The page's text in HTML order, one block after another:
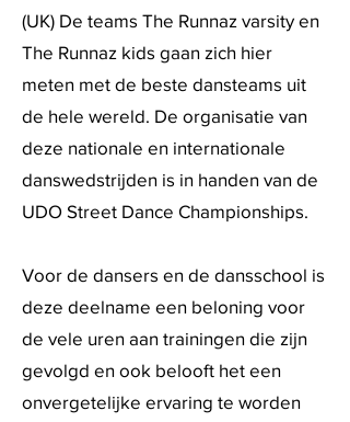
(UK) De teams The Runnaz varsity en
The Runnaz kids gaan zich hier
meten met de beste dansteams uit
de hele wereld. De organisatie van
deze nationale en internationale
danswedstrijden is in handen van de
UDO Street Dance Championships.
Voor de dansers en de dansschool is
deze deelname een beloning voor
de vele uren aan trainingen die zijn
gevolgd en ook belooft het een
onvergetelijke ervaring te worden